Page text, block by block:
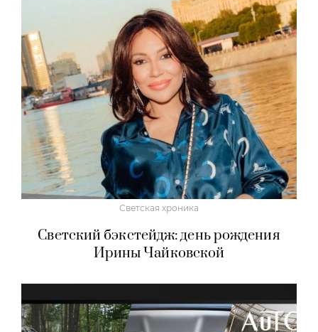
Светская хроника
Светский бэкстейдж: день рождения
Ирины Чайковской